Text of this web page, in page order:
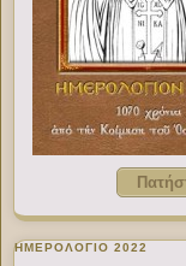
ΗΜΕΡΟΛΟΓΙΟ 2022